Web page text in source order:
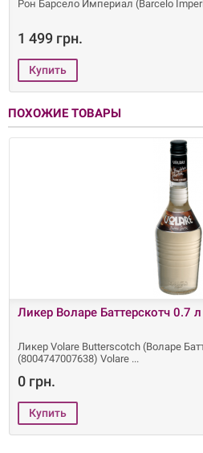
Рон Барсело Империал (Barcelo
1 499 грн.
ПОХОЖИЕ ТОВАРЫ
Ликер Воларе Баттерскотч 0.7
Ликер Volare Butterscotch (Воларе
(8004747007638) Volare
0 грн.